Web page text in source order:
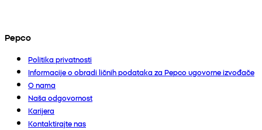
Pepco
Politika privatnosti
Informacije o obradi ličnih podataka za Pepco ugovorne izvođače
O nama
Naša odgovornost
Karijera
Kontaktirajte nas